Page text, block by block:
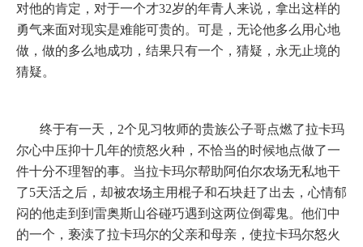
对他的肯定，对于一个才32岁的年青人来说，拿出这样的
勇气来面对现实是难能可贵的。可是，无论他多么用心地
做，做的多么地成功，结果只有一个，猜疑，永无止境的
猜疑。
终于有一天， 2个见习牧师的贵族公子哥点燃了拉卡玛
尔心中压抑十几年的愤怒火种，不恰当的时候地点做了一
件十分不理智的事。当拉卡玛尔帮助阿伯尔农场无私地干
了5天活之后，却被农场主用棍子和石块赶了出去，心情郁
闷的他走到到雷奥斯山谷碰巧遇到这两位倒霉鬼。他们中
的一个，亵渎了拉卡玛尔的父亲和母亲，使拉卡玛尔怒火